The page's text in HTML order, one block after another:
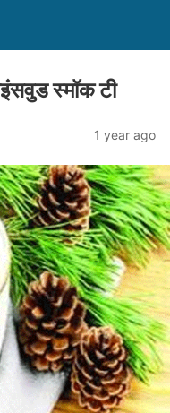
स्मॉक टी
1 year ago